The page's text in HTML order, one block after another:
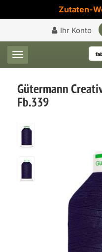
Zutaten-
Ihr Konto
Toggle navigation
Gütermann
Fb.339